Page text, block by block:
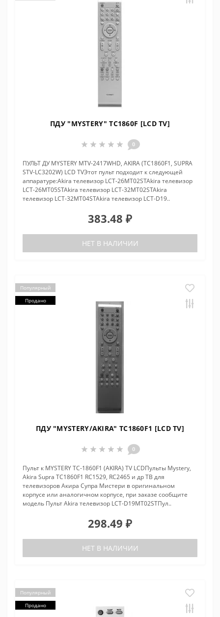
ПДУ "MYSTERY" TC1860F [LCD TV]
0
ПУЛЬТ ДУ MYSTERY MTV-2417WHD, AKIRA (TC1860F1, SUPRA
STV-LC3202W) LCD TVЭтот пульт подходит к следующей
аппаратуре:Akira телевизор LCT-26MT02STAkira телевизор
LCT-26MT05STAkira телевизор LCT-32MT02STAkira
телевизор LCT-32MT04STAkira телевизор LCT-D19..
383.48 ₽
НЕТ В НАЛИЧИИ
Популярный
Продано
ПДУ "MYSTERY/AKIRA" TC1860F1 [LCD TV]
0
Пульт к MYSTERY TC-1860F1 (AKIRA) TV LCDПульты Mystery,
Akira Supra TC1860F1 RC1529, RC2465 и др ТВ для
телевизоров Акира Супра Мистери в оригинальном
корпусе или аналогичном корпусе, при заказе сообщите
модель Пульт Akira телевизор LCT-D19MT02STПул..
298.49 ₽
НЕТ В НАЛИЧИИ
Популярный
Продано